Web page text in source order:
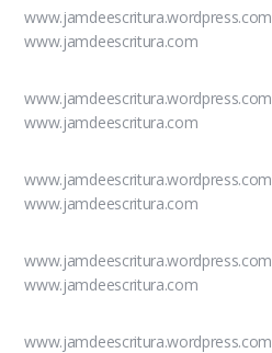
www.jamdeescritura.wordpress.com
www.jamdeescritura.com
www.jamdeescritura.wordpress.com
www.jamdeescritura.com
www.jamdeescritura.wordpress.com
www.jamdeescritura.com
www.jamdeescritura.wordpress.com
www.jamdeescritura.com
www.jamdeescritura.wordpress.com